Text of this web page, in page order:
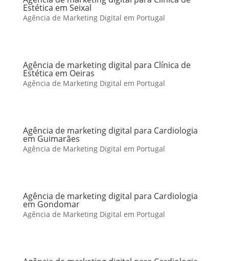
Estética em Seixal
Agência de Marketing Digital em Portugal
Agência de marketing digital para Clínica de
Estética em Oeiras
Agência de Marketing Digital em Portugal
Agência de marketing digital para Cardiologia
em Guimarães
Agência de Marketing Digital em Portugal
Agência de marketing digital para Cardiologia
em Gondomar
Agência de Marketing Digital em Portugal